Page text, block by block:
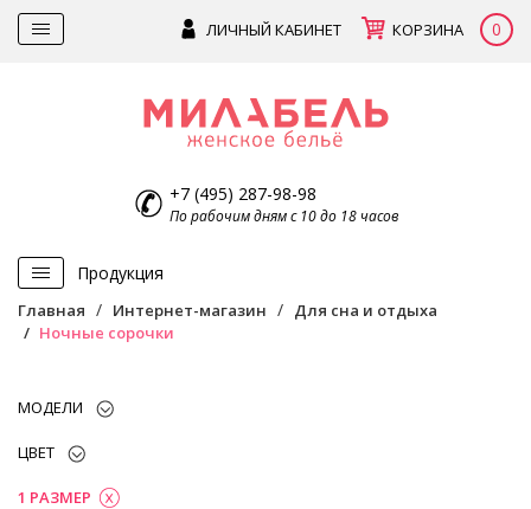
ЛИЧНЫЙ КАБИНЕТ КОРЗИНА 0
+7 (495) 287-98-98
По рабочим дням с 10 до 18 часов
Продукция
Главная Интернет-магазин
Для сна и отдыха
Ночные сорочки
МОДЕЛИ
ЦВЕТ
1 РАЗМЕР